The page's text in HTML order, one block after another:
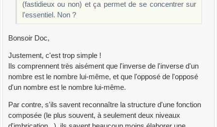
(fastidieux ou non) et ça permet de se concentrer sur
l'essentiel. Non ?
Bonsoir Doc,
Justement, c'est trop simple !
Ils comprennent très aisément que l'inverse de l'inverse d'un
nombre est le nombre lui-même, et que l'opposé de l'opposé
d'un nombre est le nombre lui-même.
Par contre, s'ils savent reconnaître la structure d'une fonction
composée (le plus souvent, à seulement deux niveaux